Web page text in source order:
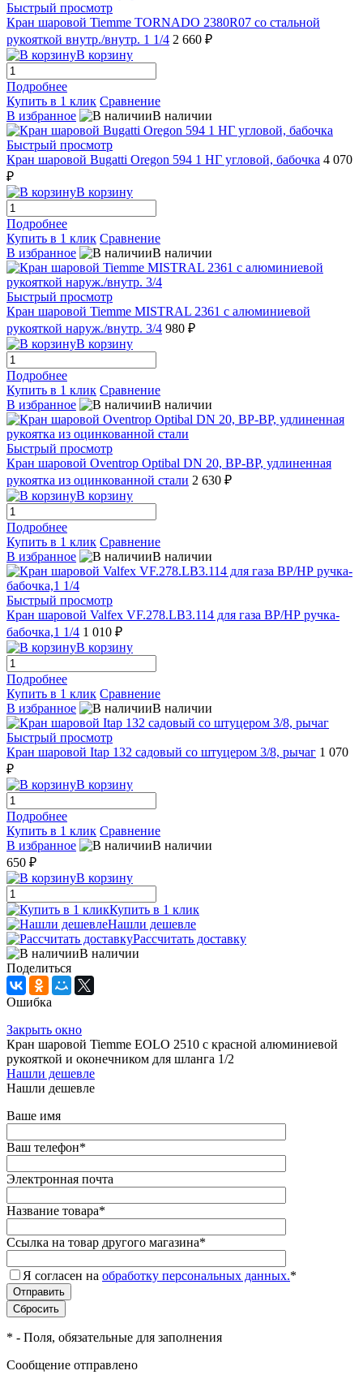
Быстрый просмотр
Кран шаровой Tiemme TORNADO 2380R07 со стальной
рукояткой внутр./внутр. 1 1/4 2 660 ₽
В корзину
Подробнее
Купить в 1 клик Сравнение
В избранное
В наличии
Быстрый просмотр
Кран шаровой Bugatti Oregon 594 1 НГ угловой, бабочка 4 070
₽
В корзину
Подробнее
Купить в 1 клик Сравнение
В избранное
В наличии
Быстрый просмотр
Кран шаровой Tiemme MISTRAL 2361 с алюминиевой
рукояткой наруж./внутр. 3/4 980 ₽
В корзину
Подробнее
Купить в 1 клик Сравнение
В избранное
В наличии
Быстрый просмотр
Кран шаровой Oventrop Optibal DN 20, ВР-ВР, удлиненная
рукоятка из оцинкованной стали 2 630 ₽
В корзину
Подробнее
Купить в 1 клик Сравнение
В избранное
В наличии
Быстрый просмотр
Кран шаровой Valfex VF.278.LB3.114 для газа ВР/НР ручка-
бабочка,1 1/4 1 010 ₽
В корзину
Подробнее
Купить в 1 клик Сравнение
В избранное
В наличии
Быстрый просмотр
Кран шаровой Itap 132 садовый со штуцером 3/8, рычаг 1 070
₽
В корзину
Подробнее
Купить в 1 клик Сравнение
В избранное
В наличии
650 ₽
В корзину
Купить в 1 клик
Нашли дешевле
Рассчитать доставку
В наличии
Поделиться
Ошибка
Закрыть окно
Кран шаровой Tiemme EOLO 2510 с красной алюминиевой
рукояткой и оконечником для шланга 1/2
Нашли дешевле
Нашли дешевле
Ваше имя
Ваш телефон*
Электронная почта
Название товара*
Ссылка на товар другого магазина*
Я согласен на обработку персональных данных.*
* - Поля, обязательные для заполнения
Сообщение отправлено